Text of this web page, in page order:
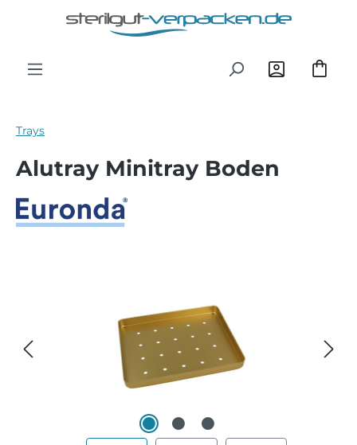
Zum Hauptinhalt springen
Trays
Alutray Minitray Boden